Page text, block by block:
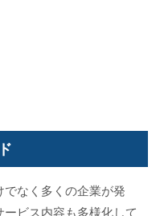
なく多くの企業が発
ビス内容も多様化して